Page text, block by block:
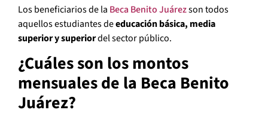
Los beneficiarios de la Beca Benito Juárezson todos
aquellos estudiantes deeducación básica, media
superior y superiordel sector público.
¿Cuáles son los montos
mensuales de la Beca Benito
Juárez?